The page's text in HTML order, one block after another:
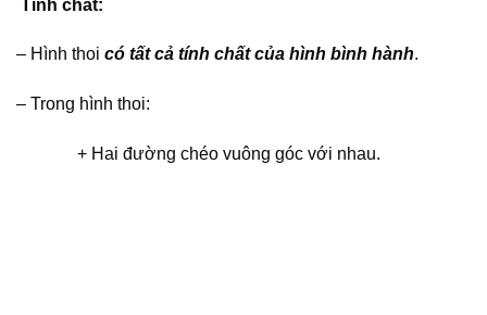
Tính chất:
– Hình thoi có tất cả tính chất của hình bình hành.
– Trong hình thoi:
+ Hai đường chéo vuông góc với nhau.